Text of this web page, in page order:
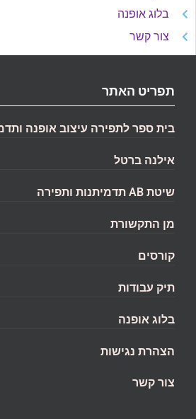
בלוג אופנה
צור קשר
תפריט האתר
בית ספר לתפירה עיצוב אופנה
אילנה ברטל
שיטת AB תדמיתנות ותפירה
מן התקשורת
קורסים
תיק עבודות
בלוג אופנה
הצהרת נגישות
צור קשר